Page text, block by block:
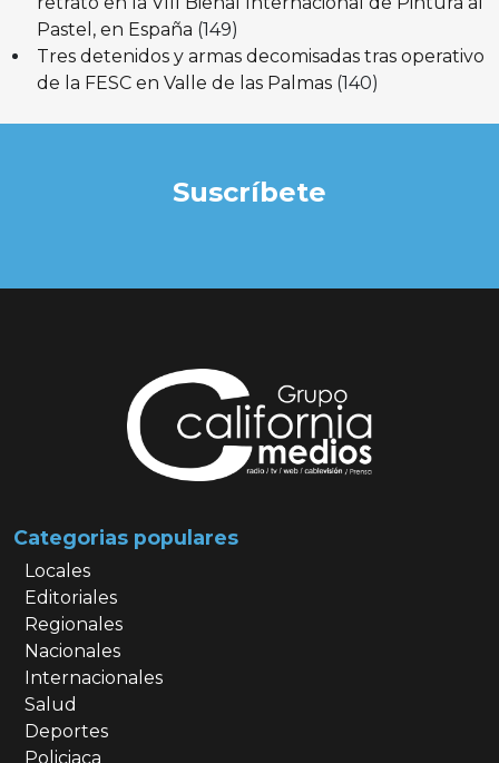
Pastel, en España (149)
Tres detenidos y armas decomisadas tras operativo
de la FESC en Valle de las Palmas (140)
Suscríbete
Categorias populares
Locales
Editoriales
Regionales
Nacionales
Internacionales
Salud
Deportes
Policiaca